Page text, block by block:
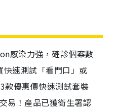
感染力強，確診個案數
速測試「看門口」或
款優惠價快速測試套裝
易！產品已獲衛生署認